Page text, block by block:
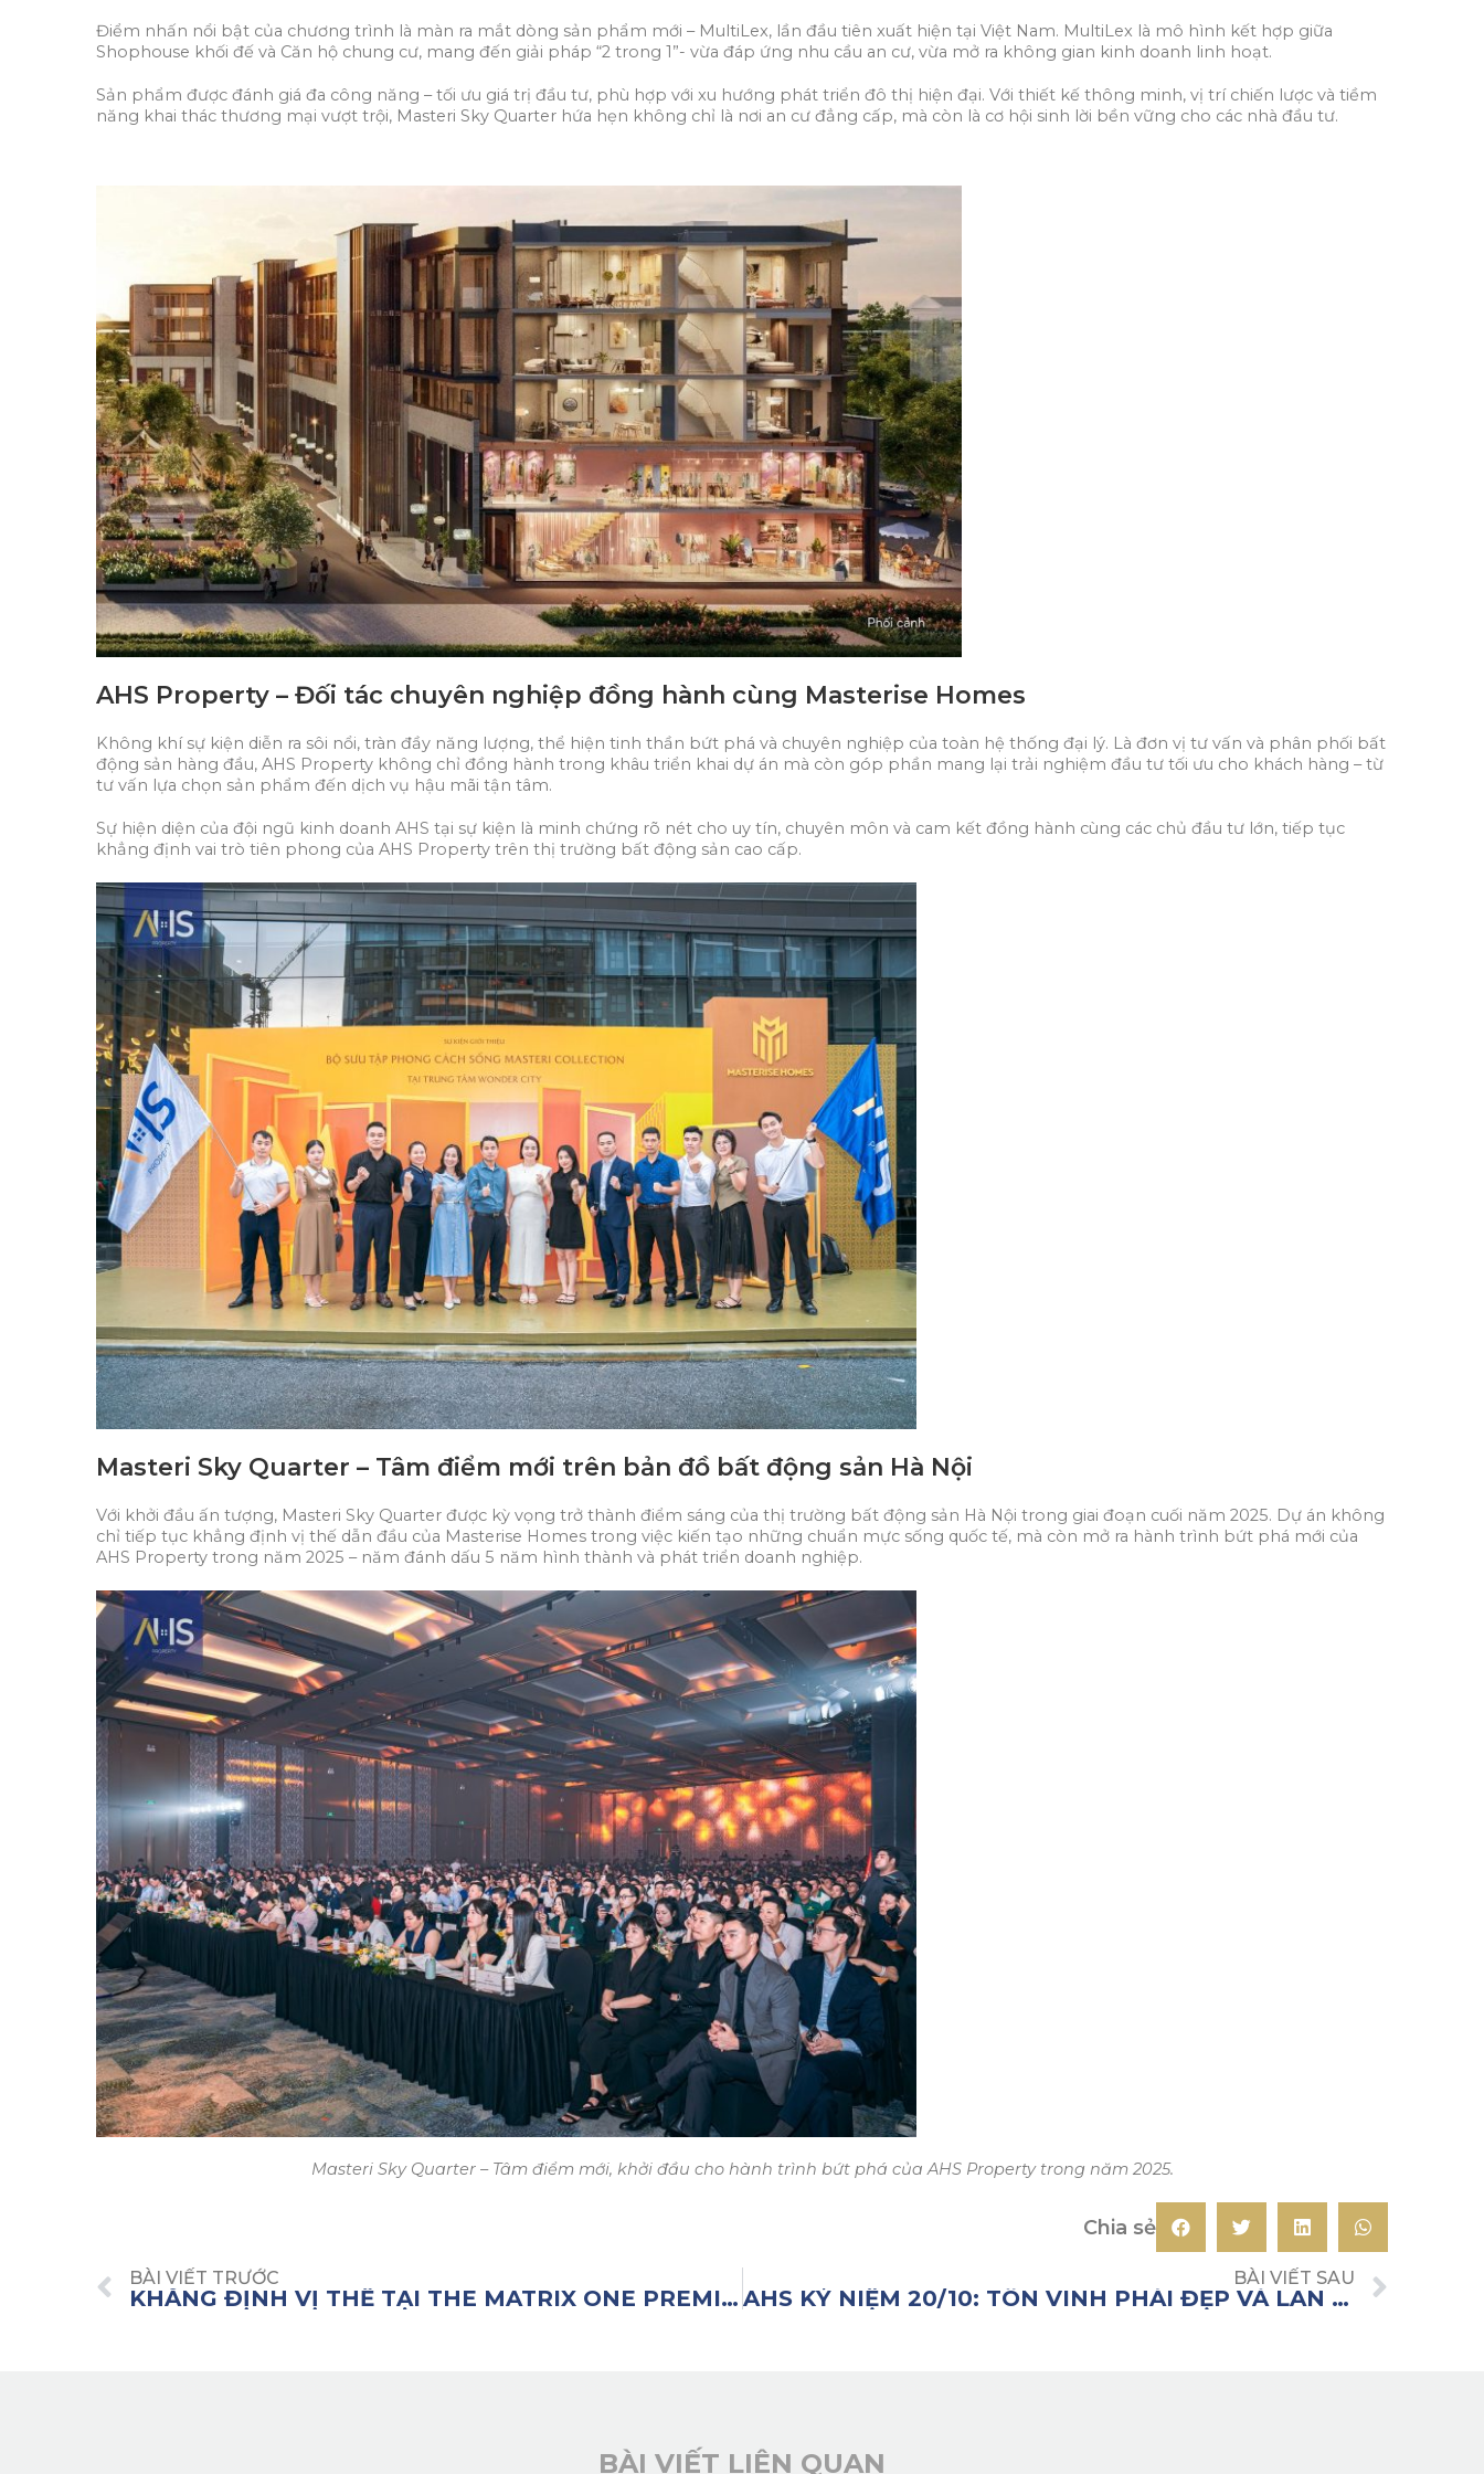
Điểm nhấn nổi bật của chương trình là màn ra mắt dòng sản phẩm mới – MultiLex, lần đầu tiên xuất hiện tại Việt Nam. MultiLex là mô hình kết hợp giữa
Shophouse khối đế và Căn hộ chung cư, mang đến giải pháp “2 trong 1”- vừa đáp ứng nhu cầu an cư, vừa mở ra không gian kinh doanh linh hoạt.
Sản phẩm được đánh giá đa công năng – tối ưu giá trị đầu tư, phù hợp với xu hướng phát triển đô thị hiện đại. Với thiết kế thông minh, vị trí chiến lược và tiềm
năng khai thác thương mại vượt trội, Masteri Sky Quarter hứa hẹn không chỉ là nơi an cư đẳng cấp, mà còn là cơ hội sinh lời bền vững cho các nhà đầu tư.
AHS Property – Đối tác chuyên nghiệp đồng hành cùng Masterise Homes
Không khí sự kiện diễn ra sôi nổi, tràn đầy năng lượng, thể hiện tinh thần bứt phá và chuyên nghiệp của toàn hệ thống đại lý. Là đơn vị tư vấn và phân phối bất
động sản hàng đầu, AHS Property không chỉ đồng hành trong khâu triển khai dự án mà còn góp phần mang lại trải nghiệm đầu tư tối ưu cho khách hàng – từ
tư vấn lựa chọn sản phẩm đến dịch vụ hậu mãi tận tâm.
Sự hiện diện của đội ngũ kinh doanh AHS tại sự kiện là minh chứng rõ nét cho uy tín, chuyên môn và cam kết đồng hành cùng các chủ đầu tư lớn, tiếp tục
khẳng định vai trò tiên phong của AHS Property trên thị trường bất động sản cao cấp.
Masteri Sky Quarter – Tâm điểm mới trên bản đồ bất động sản Hà Nội
Với khởi đầu ấn tượng, Masteri Sky Quarter được kỳ vọng trở thành điểm sáng của thị trường bất động sản Hà Nội trong giai đoạn cuối năm 2025. Dự án không
chỉ tiếp tục khẳng định vị thế dẫn đầu của Masterise Homes trong việc kiến tạo những chuẩn mực sống quốc tế, mà còn mở ra hành trình bứt phá mới của
AHS Property trong năm 2025 – năm đánh dấu 5 năm hình thành và phát triển doanh nghiệp.
Masteri Sky Quarter – Tâm điểm mới, khởi đầu cho hành trình bứt phá của AHS Property trong năm 2025.
Chia sẻ
BÀI VIẾT TRƯỚC
KHẲNG ĐỊNH VỊ THẾ TẠI THE MATRIX ONE PREMIUM
BÀI VIẾT SAU
AHS KỶ NIỆM 20/10: TÔN VINH PHÁI ĐẸP VÀ LAN TỎA NĂNG LƯỢNG TÍCH CỰC
BÀI VIẾT LIÊN QUAN